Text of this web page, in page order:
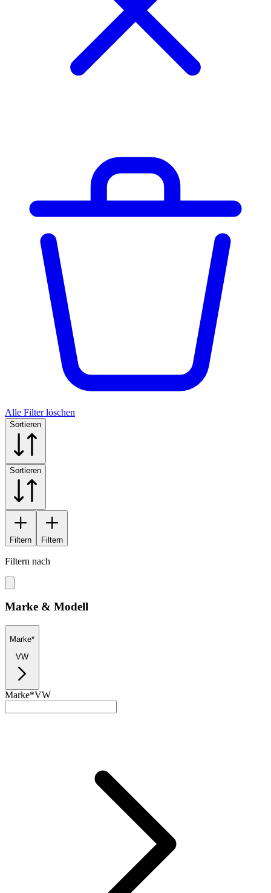
Alle Filter löschen
Sortieren
Sortieren
Filtern Filtern
Filtern nach
Marke & Modell
Marke*
VW
Marke*VW